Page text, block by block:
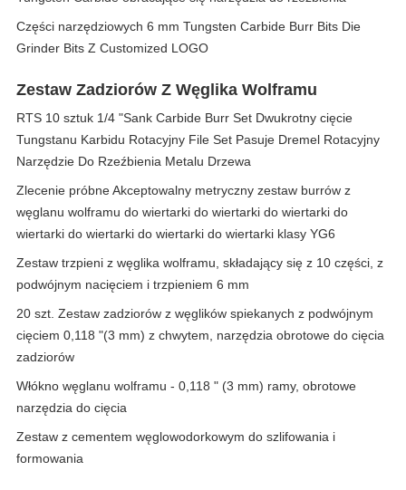
Części narzędziowych 6 mm Tungsten Carbide Burr Bits Die
Grinder Bits Z Customized LOGO
Zestaw Zadziorów Z Węglika Wolframu
RTS 10 sztuk 1/4 "Sank Carbide Burr Set Dwukrotny cięcie
Tungstanu Karbidu Rotacyjny File Set Pasuje Dremel Rotacyjny
Narzędzie Do Rzeźbienia Metalu Drzewa
Zlecenie próbne Akceptowalny metryczny zestaw burrów z
węglanu wolframu do wiertarki do wiertarki do wiertarki do
wiertarki do wiertarki do wiertarki do wiertarki klasy YG6
Zestaw trzpieni z węglika wolframu, składający się z 10 części, z
podwójnym nacięciem i trzpieniem 6 mm
20 szt. Zestaw zadziorów z węglików spiekanych z podwójnym
cięciem 0,118 "(3 mm) z chwytem, ​​narzędzia obrotowe do cięcia
zadziorów
Włókno węglanu wolframu - 0,118 " (3 mm) ramy, obrotowe
narzędzia do cięcia
Zestaw z cementem węglowodorkowym do szlifowania i
formowania